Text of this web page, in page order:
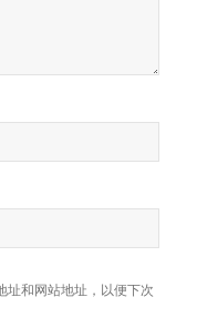
址和网站地址，以便下次